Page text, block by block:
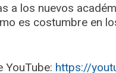
a los nuevos
es costumbre en
YouTube: https://